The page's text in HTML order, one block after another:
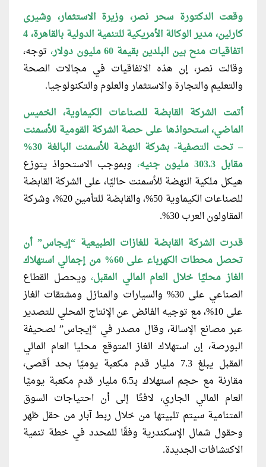
وقعت الدكتورة سحر نصر، وزيرة الاستثمار، وشيرى
كارلين، مدير الوكالة الأمريكية للتنمية الدولية بالقاهرة، 4
اتفاقيات منح بين البلدين بقيمة 60 مليون دولار
، توجه،
وقالت نصر، إن هذه الاتفاقيات في مجالات الصحة
والتعليم والتجارة والاستثمار والعلوم والتكنولوجيا.
أتمت الشركة القابضة للصناعات الكيماوية، الخميس
الماضي، استحواذها على حصة الشركة القومية للأسمنت
– تحت التصفية- بشركة النهضة للأسمنت البالغة 30%
مقابل 303.3 مليون جنيه
، وبموجب الاستحواذ يتوزع
هيكل ملكية النهضة للأسمنت حاليًا، على الشركة القابضة
للصناعات الكيماوية 50%، والقابضة للتأمين 20%، وشركة
المقاولون العرب 30%.
قدرت الشركة القابضة للغازات الطبيعية “إيجاس” أن
تحصل محطات الكهرباء على 60% من إجمالي استهلاك
الغاز محليًا خلال العام المالي المقبل،ويحصل القطاع
الصناعي على 30% والسيارات والمنازل ومشتقات الغاز
على 10%، مع توجيه الفائض عن الإنتاج المحلي للتصدير
عبر مصانع الإسالة، وقال مصدر في “إيجاس” لصحيفة
البورصة، إن استهلاك الغاز المتوقع محليا العام المالي
المقبل يبلغ 7.3 مليار قدم مكعبة يوميًا بحد أقصى،
مقارنة مع حجم استهلاك بـ6.5 مليار قدم مكعبة يوميًا
العام المالي الجاري، لافتًا إلى أن احتياجات السوق
المتنامية سيتم تلبيتها من خلال ربط آبار من حقل ظهر
وحقول شمال الإسكندرية وفقًا للمحدد في خطة تنمية
الاكتشافات الجديدة.